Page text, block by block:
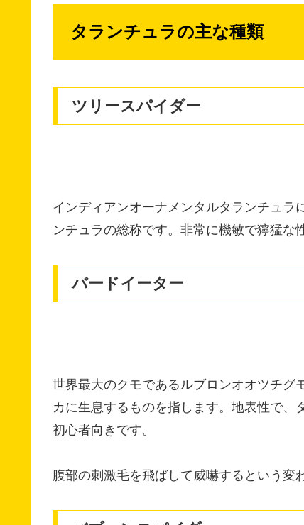
タランチュラの主な種類
ツリースパイダー
インディアンオーナメンタルタランチュラ
ンチュラの総称です。非常に機敏で獰猛な
バードイーター
世界最大のクモであるルブロンオオツチグ
カに生息するものを指します。地表性で
初心者向きです。
腹部の刺激毛を飛ばして威嚇するという変